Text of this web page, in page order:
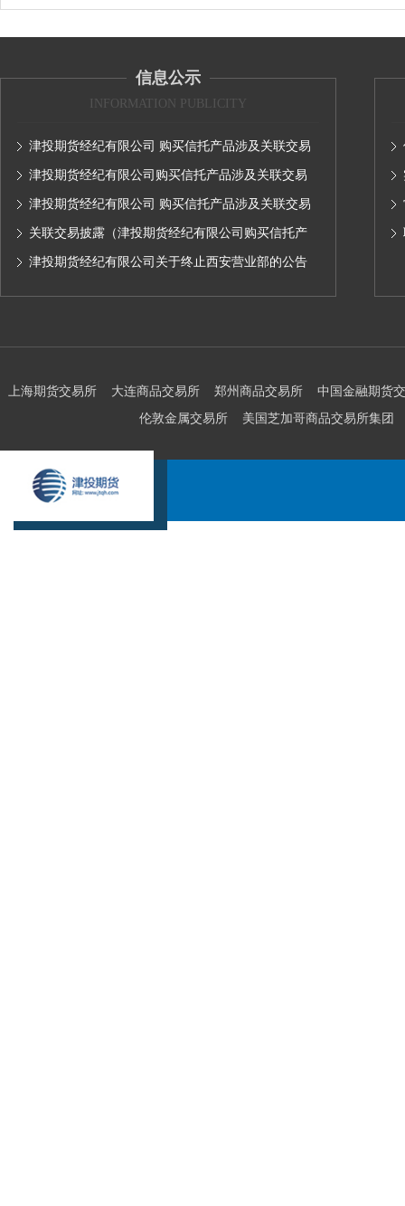
信息公示
INFORMATION PUBLICITY
津投期货经纪有限公司 购买信托产品涉及关联交易
情况的公示
津投期货经纪有限公司购买信托产品涉及关联交易
情况的公示
津投期货经纪有限公司 购买信托产品涉及关联交易
情况的公示
关联交易披露（津投期货经纪有限公司购买信托产
品涉及关联交易情况的公示）
津投期货经纪有限公司关于终止西安营业部的公告
上海期货交易所 大连商品交易所 郑州商品交易所
中国金融期货
伦敦金属交易所
美国芝加哥商品交易所集团